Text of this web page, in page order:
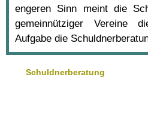
engeren Sinn meint die
gemeinnütziger Vereine
Aufgabe die
Schuldnerberatung